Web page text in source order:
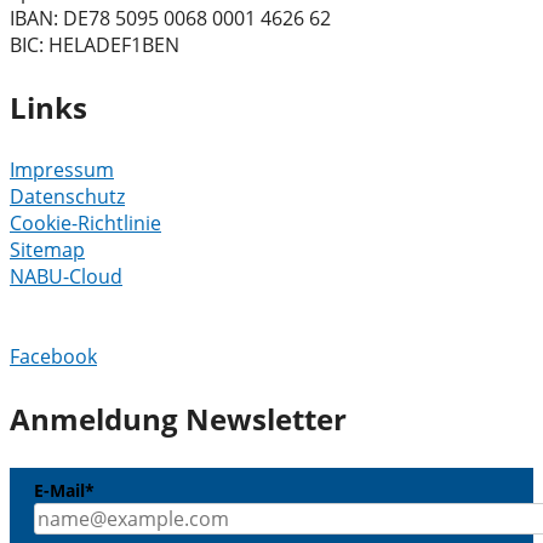
IBAN: DE78 5095 0068 0001 4626 62
BIC: HELADEF1BEN
Links
Impressum
Datenschutz
Cookie-Richtlinie
Sitemap
NABU-Cloud
Facebook
Anmeldung Newsletter
E-Mail*